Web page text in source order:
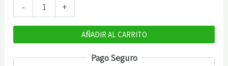
-
proteina
cacao
525g
+
AÑADIR AL CARRITO
Pago Seguro